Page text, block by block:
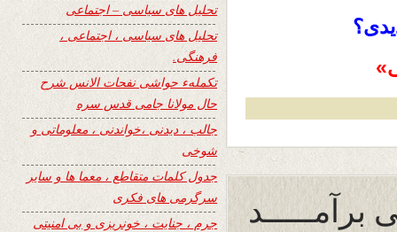
برآمـــــد
تحلیل های سیاسی – اجتماعی
تحلیل های سیاسی ، اجتماعی ،
فرهنگی.
تکملهء حواشی نفحات الانس شرح
حال مولانا جامی قدس سره
جالب ، دیدنی ،خواندنی ، معلوماتی و
شوخی
جدول کلمات متقاطع ، معما ها و سایر
سرگرمی های فکری
جرم ، جنایت ، خونریزی و بی امنیتی